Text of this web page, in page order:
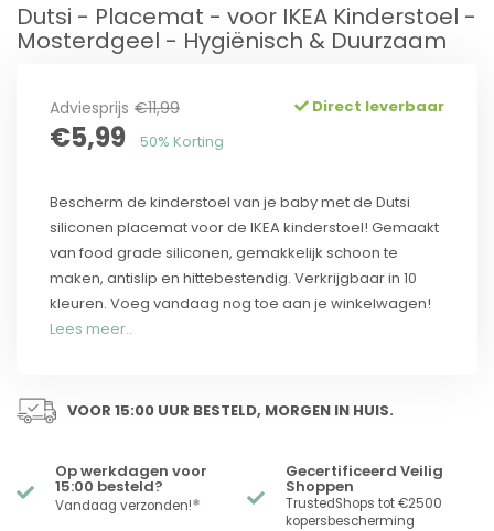
Dutsi - Placemat - voor IKEA Kinderstoel -
Mosterdgeel - Hygiënisch & Duurzaam
Adviesprijs €11,99
€5,99 50% Korting
Direct leverbaar
Bescherm de kinderstoel van je baby met de Dutsi
siliconen placemat voor de IKEA kinderstoel! Gemaakt
van food grade siliconen, gemakkelijk schoon te
maken, antislip en hittebestendig. Verkrijgbaar in 10
kleuren. Voeg vandaag nog toe aan je winkelwagen!
Lees meer..
VOOR 15:00 UUR BESTELD, MORGEN IN HUIS.
Op werkdagen voor
15:00 besteld?
Vandaag verzonden!*
Gecertificeerd Veilig
Shoppen
TrustedShops tot €2500
kopersbescherming